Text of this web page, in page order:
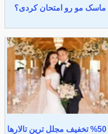
ماسک مو رو امتحان کردی؟
تا 50% تخفیف مجلل ترین تالارها